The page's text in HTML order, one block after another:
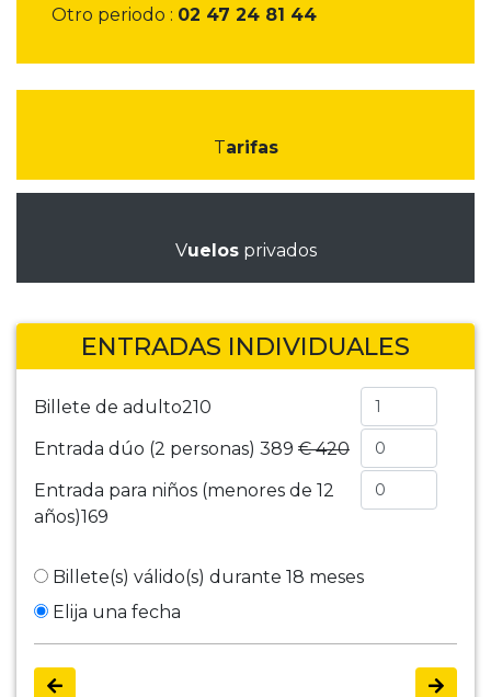
Otro periodo : 02 47 24 81 44
Tarifas
Vuelosprivados
ENTRADAS INDIVIDUALES
Billete de adulto210
Entrada dúo (2 personas) 389 € 420
Entrada para niños (menores de 12
años)169
Billete(s) válido(s) durante 18 meses
Elija una fecha